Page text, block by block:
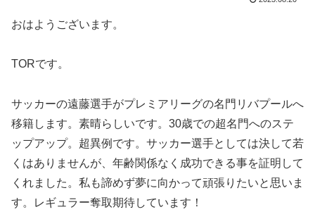
おはようございます。
TORです。
サッカーの遠藤選手がプレミアリーグの名門リバプールへ
移籍します。素晴らしいです。30歳での超名門へのステ
ップアップ。超異例です。サッカー選手としては決して若
くはありませんが、年齢関係なく成功できる事を証明して
くれました。私も諦めず夢に向かって頑張りたいと思いま
す。レギュラー奪取期待しています！